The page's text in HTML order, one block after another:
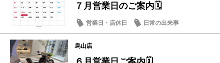
７月営業日のご案内🗓️
営業日・店休日 日常の出来事
烏山店